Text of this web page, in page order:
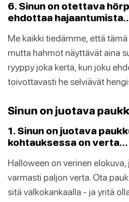
6. Sinun on otettava
ehdottaa
Me kaikki tiedämme, että
mutta hahmot näyttävät aina
ryyppy joka kerta, kun joku
toivottavasti he selviävät
Sinun on juotava
1. Sinun on juotava
kohtauksessa on verta…
Halloween on verinen elokuva,
varmasti paljon verta. Ota
sitä valkokankaalla - ja yritä